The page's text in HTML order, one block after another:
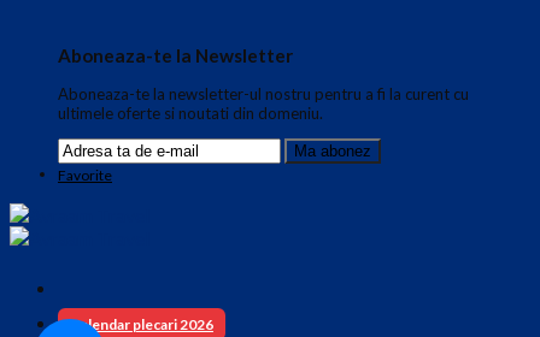
Aboneaza-te la Newsletter
Aboneaza-te la newsletter-ul nostru pentru a fi la curent cu
ultimele oferte si noutati din domeniu.
Favorite
Calendar plecari 2026